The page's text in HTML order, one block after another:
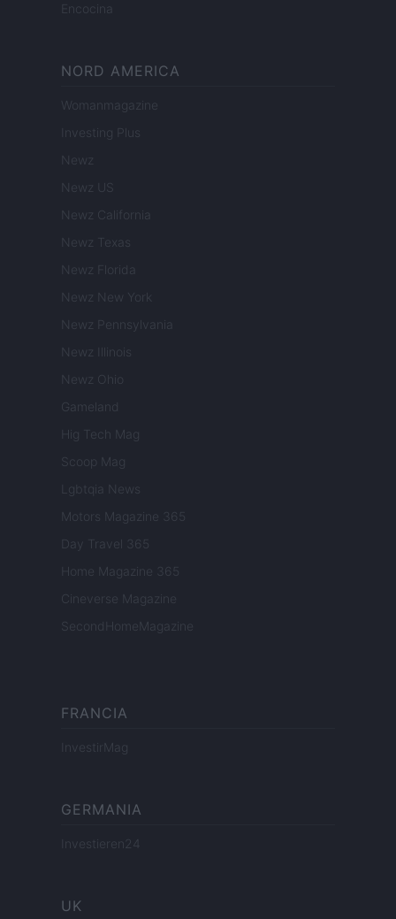
Encocina
NORD AMERICA
Womanmagazine
Investing Plus
Newz
Newz US
Newz California
Newz Texas
Newz Florida
Newz New York
Newz Pennsylvania
Newz Illinois
Newz Ohio
Gameland
Hig Tech Mag
Scoop Mag
Lgbtqia News
Motors Magazine 365
Day Travel 365
Home Magazine 365
Cineverse Magazine
SecondHomeMagazine
FRANCIA
InvestirMag
GERMANIA
Investieren24
UK